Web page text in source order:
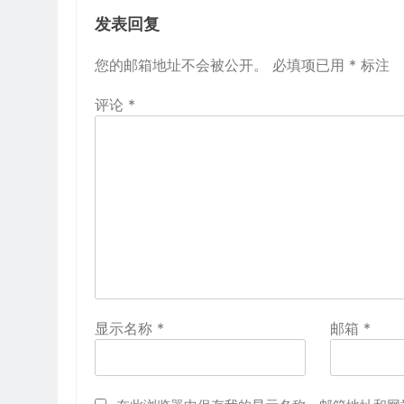
发表回复
您的邮箱地址不会被公开。 必填项已用 * 标注
评论 *
显示名称 * 邮箱 *